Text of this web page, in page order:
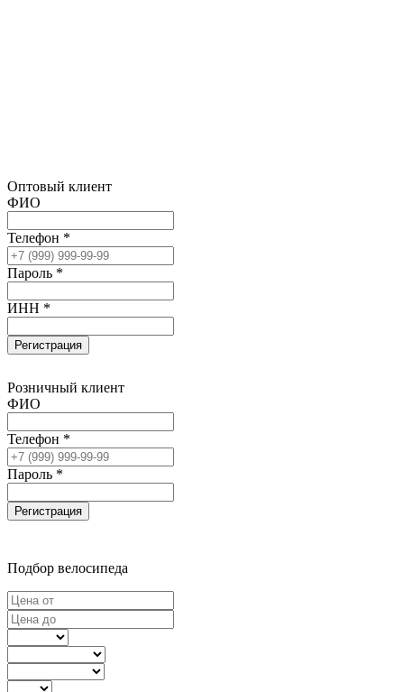
Оптовый клиент
ФИО
Телефон *
Пароль *
ИНН *
Регистрация
Розничный клиент
ФИО
Телефон *
Пароль *
Регистрация
Подбор велосипеда